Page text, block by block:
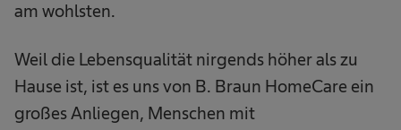
am wohlsten.
Weil die Lebensqualität nirgends höher als zu
Hause ist, ist es uns von B. Braun HomeCare ein
großes Anliegen, Menschen mit